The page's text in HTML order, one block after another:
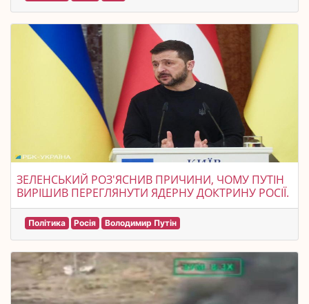
ЗЕЛЕНСЬКИЙ РОЗ'ЯСНИВ ПРИЧИНИ, ЧОМУ ПУТІН
ВИРІШИВ ПЕРЕГЛЯНУТИ ЯДЕРНУ ДОКТРИНУ РОСІЇ.
Політика Росія Володимир Путін